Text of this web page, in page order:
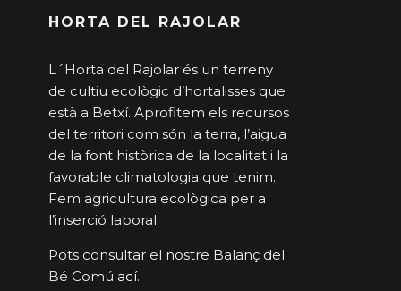
HORTA DEL RAJOLAR
L´Horta del Rajolar és un terreny
de cultiu ecològic d’hortalisses que
està a Betxí. Aprofitem els recursos
del territori com són la terra, l’aigua
de la font històrica de la localitat i la
favorable climatologia que tenim.
Fem agricultura ecològica per a
l’inserció laboral.
Pots consultar el nostre Balanç del
Bé Comú ací.